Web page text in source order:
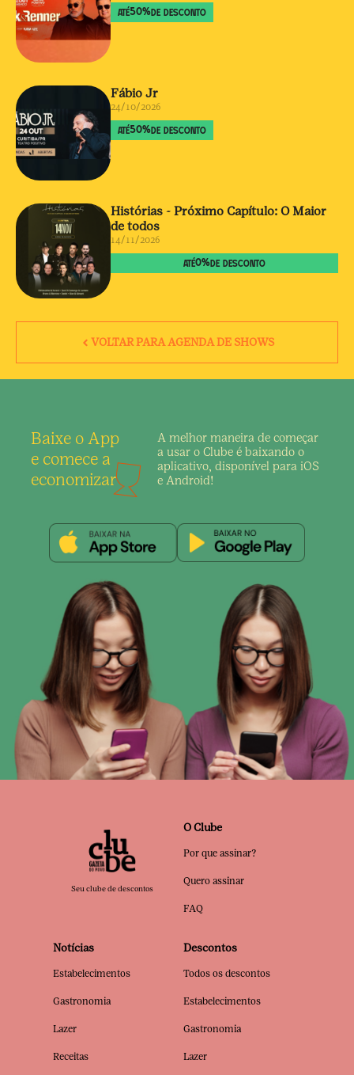
ATÉ50%DE DESCONTO
Fábio Jr
24/10/2026
ATÉ50%DE DESCONTO
Histórias - Próximo Capítulo: O Maior
de todos
14/11/2026
ATÉ0%DE DESCONTO
VOLTAR PARA AGENDA DE SHOWS
Baixe o App
e comece a
economizar
A melhor maneira de começar
a usar o Clube é baixando o
aplicativo, disponível para iOS
e Android!
Seu clube de descontos
O Clube
Por que assinar?
Quero assinar
FAQ
Notícias
Estabelecimentos
Gastronomia
Lazer
Receitas
Descontos
Todos os descontos
Estabelecimentos
Gastronomia
Lazer